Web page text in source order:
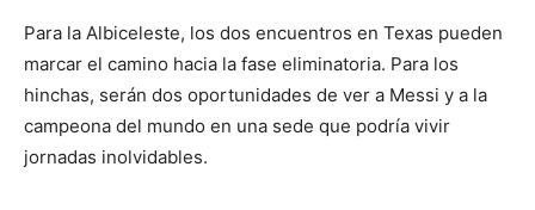
Para la Albiceleste, los dos encuentros en Texas pueden
marcar el camino hacia la fase eliminatoria. Para los
hinchas, serán dos oportunidades de ver a Messi y a la
campeona del mundo en una sede que podría vivir
jornadas inolvidables.